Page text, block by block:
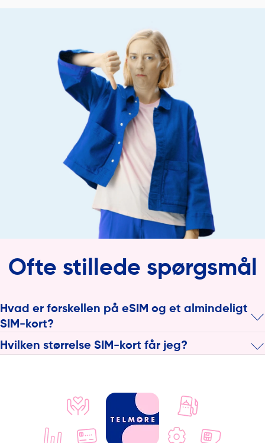
Ofte stillede spørgsmål
Hvad er forskellen på eSIM og et almindeligt
SIM-kort?
eSIM er et elektronisk SIM-kort – læs meget mere om eSIM
almindeligt SIM-kort er det, som du nok allerede kender. Det
Hvilken størrelse SIM-kort får jeg?